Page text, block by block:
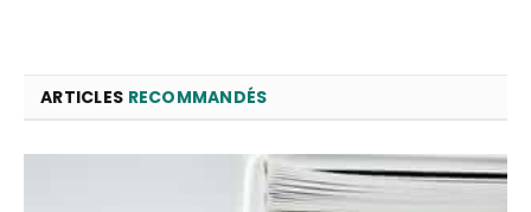
ARTICLES RECOMMANDÉS